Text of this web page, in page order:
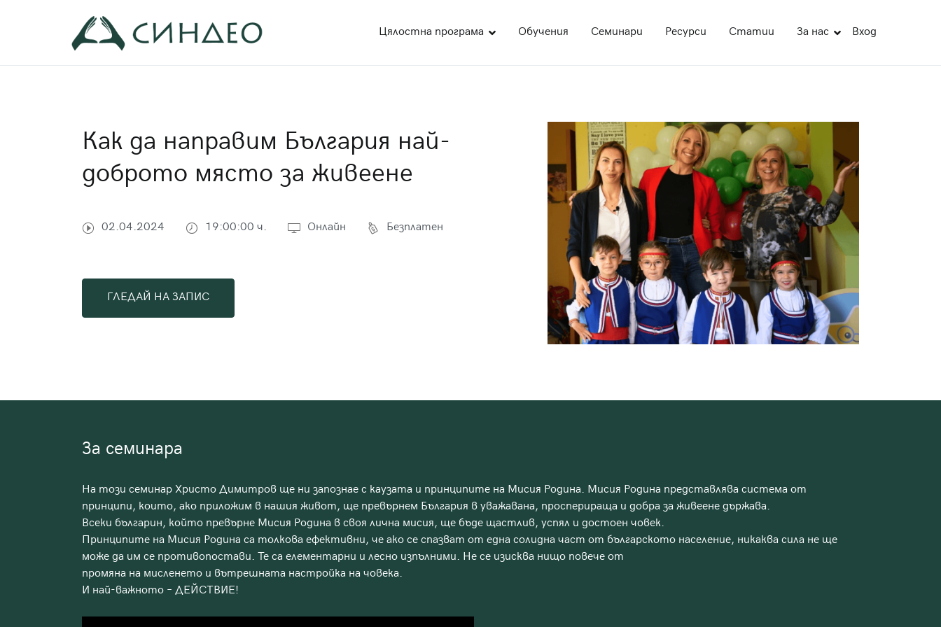
Приложна академия за образование
Цялостна програма Обучения Семинари Ресурси Статии За нас Вход
Как да направим България най-
доброто място за живеене
02.04.2024 19:00:00 ч. Онлайн Безплатен
ГЛЕДАЙ НА ЗАПИС
За семинара
На този семинар Христо Димитров ще ни запознае с каузата и принципите на Мисия Родина. Мисия Родина представлява система от
принципи, които, ако приложим в нашия живот, ще превърнем България в уважавана, просперираща и добра за живеене държава.
Всеки българин, който превърне Мисия Родина в своя лична мисия, ще бъде щастлив, успял и достоен човек.
Принципите на Мисия Родина са толкова ефективни, че ако се спазват от една солидна част от българското население, никаква сила не ще
може да им се противопостави. Те са елементарни и лесно изпълними. Не се изисква нищо повече от
промяна на мисленето и вътрешната настройка на човека.
И най-важното – ДЕЙСТВИЕ!